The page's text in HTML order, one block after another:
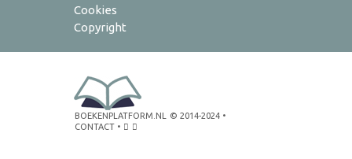
Cookies
Copyright
BOEKENPLATFORM.NL © 2014-2024 •
CONTACT •